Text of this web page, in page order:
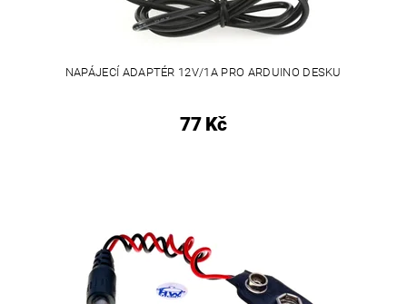
NAPÁJECÍ ADAPTÉR 12V/1A PRO ARDUINO DESKU
77 Kč